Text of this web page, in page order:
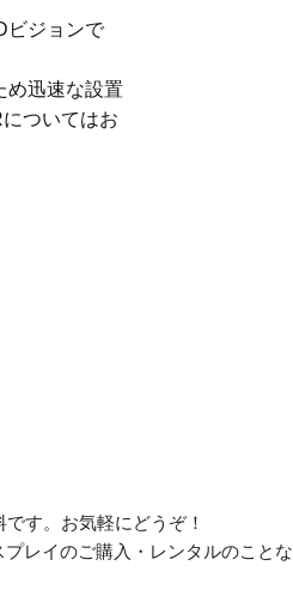
ビジョンで
め迅速な設置
ついてはお
す。お気軽にどうぞ！
レイのご購入・レンタルのこと